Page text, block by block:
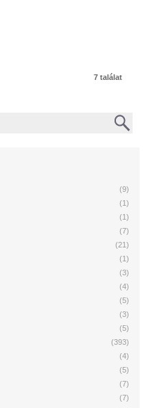
7 találat
(9)
(1)
(1)
(7)
(21)
(1)
(3)
(4)
(5)
(3)
(5)
(393)
(4)
(5)
(7)
(7)